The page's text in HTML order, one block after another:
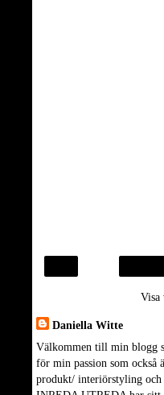
Visa
Daniella Witte
Välkommen till min blogg
för min passion som också
produkt/ interiörstyling